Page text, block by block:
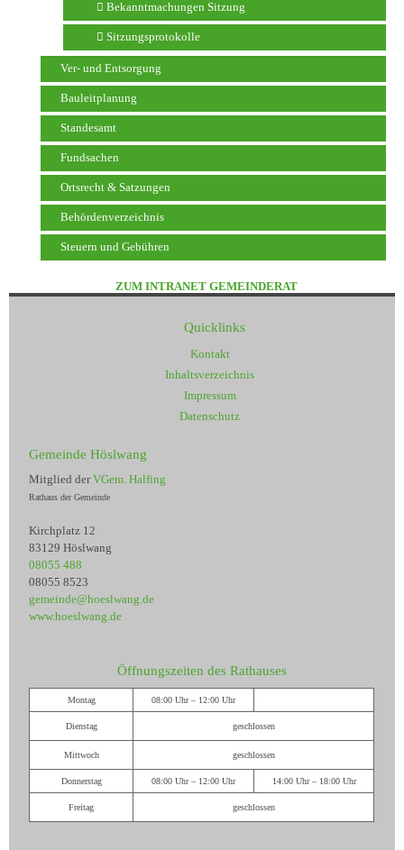
Bekanntmachungen Sitzung
Sitzungsprotokolle
Ver- und Entsorgung
Bauleitplanung
Standesamt
Fundsachen
Ortsrecht & Satzungen
Behördenverzeichnis
Steuern und Gebühren
ZUM INTRANET GEMEINDERAT
Quicklinks
Kontakt
Inhaltsverzeichnis
Impressum
Datenschutz
Gemeinde Höslwang
Mitglied derVGem. Halfing
Rathaus der Gemeinde
Kirchplatz 12
83129 Höslwang
08055 488
08055 8523
gemeinde@hoeslwang.de
www.hoeslwang.de
Öffnungszeiten des Rathauses
Montag 08:00 Uhr – 12:00 Uhr
Dienstag geschlossen
Mittwoch geschlossen
Donnerstag 08:00 Uhr – 12:00 Uhr 14:00 Uhr – 18:00 Uhr
Freitag geschlossen